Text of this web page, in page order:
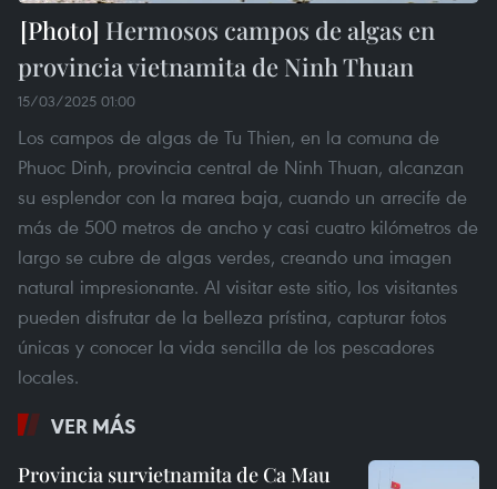
Hermosos campos de algas en
provincia vietnamita de Ninh Thuan
15/03/2025 01:00
Los campos de algas de Tu Thien, en la comuna de
Phuoc Dinh, provincia central de Ninh Thuan, alcanzan
su esplendor con la marea baja, cuando un arrecife de
más de 500 metros de ancho y casi cuatro kilómetros de
largo se cubre de algas verdes, creando una imagen
natural impresionante. Al visitar este sitio, los visitantes
pueden disfrutar de la belleza prístina, capturar fotos
únicas y conocer la vida sencilla de los pescadores
locales.
VER MÁS
Provincia survietnamita de Ca Mau